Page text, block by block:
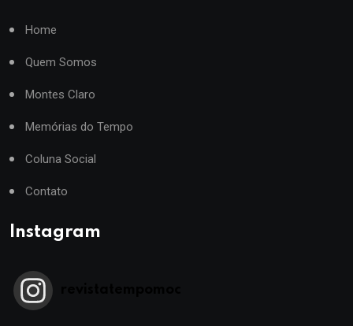
Home
Quem Somos
Montes Claro
Memórias do Tempo
Coluna Social
Contato
Instagram